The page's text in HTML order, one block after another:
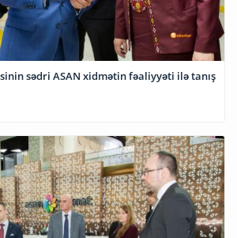
sədri ASAN xidmətin fəaliyyəti ilə tanış